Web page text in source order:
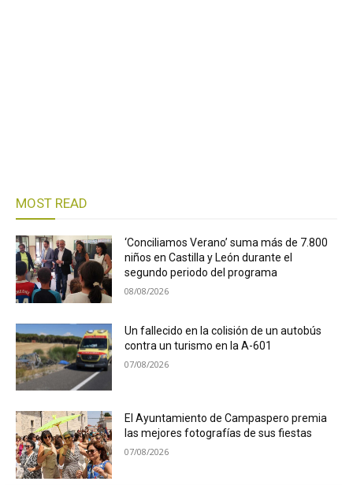
MOST READ
‘Conciliamos Verano’ suma más de 7.800
niños en Castilla y León durante el
segundo periodo del programa
08/08/2026
Un fallecido en la colisión de un autobús
contra un turismo en la A-601
07/08/2026
El Ayuntamiento de Campaspero premia
las mejores fotografías de sus fiestas
07/08/2026